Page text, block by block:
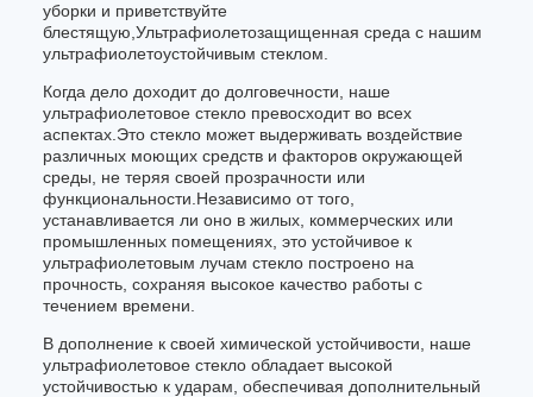
уборки и приветствуйте
блестящую,Ультрафиолетозащищенная среда с нашим
ультрафиолетоустойчивым стеклом.
Когда дело доходит до долговечности, наше
ультрафиолетовое стекло превосходит во всех
аспектах.Это стекло может выдерживать воздействие
различных моющих средств и факторов окружающей
среды, не теряя своей прозрачности или
функциональности.Независимо от того,
устанавливается ли оно в жилых, коммерческих или
промышленных помещениях, это устойчивое к
ультрафиолетовым лучам стекло построено на
прочность, сохраняя высокое качество работы с
течением времени.
В дополнение к своей химической устойчивости, наше
ультрафиолетовое стекло обладает высокой
устойчивостью к ударам, обеспечивая дополнительный